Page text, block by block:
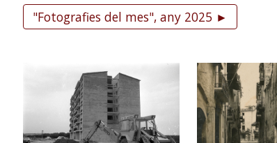
"Fotografies del mes", any 2025 ►